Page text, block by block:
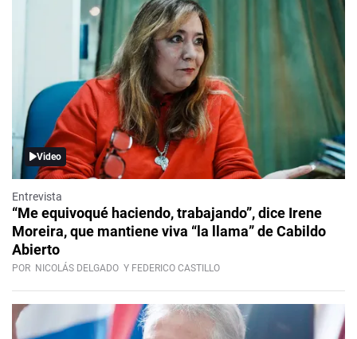
Video
Entrevista
“Me equivoqué haciendo, trabajando”, dice Irene
Moreira, que mantiene viva “la llama” de Cabildo
Abierto
POR NICOLÁS DELGADO Y FEDERICO CASTILLO